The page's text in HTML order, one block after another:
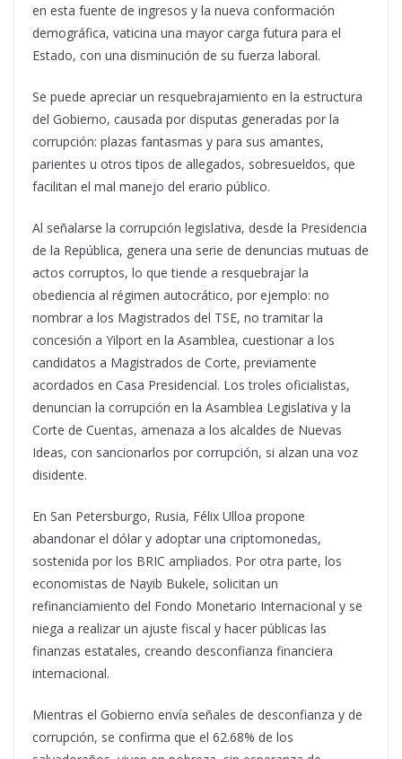
en esta fuente de ingresos y la nueva conformación
demográfica, vaticina una mayor carga futura para el
Estado, con una disminución de su fuerza laboral.
Se puede apreciar un resquebrajamiento en la estructura
del Gobierno, causada por disputas generadas por la
corrupción: plazas fantasmas y para sus amantes,
parientes u otros tipos de allegados, sobresueldos, que
facilitan el mal manejo del erario público.
Al señalarse la corrupción legislativa, desde la Presidencia
de la República, genera una serie de denuncias mutuas de
actos corruptos, lo que tiende a resquebrajar la
obediencia al régimen autocrático, por ejemplo: no
nombrar a los Magistrados del TSE, no tramitar la
concesión a Yilport en la Asamblea, cuestionar a los
candidatos a Magistrados de Corte, previamente
acordados en Casa Presidencial. Los troles oficialistas,
denuncian la corrupción en la Asamblea Legislativa y la
Corte de Cuentas, amenaza a los alcaldes de Nuevas
Ideas, con sancionarlos por corrupción, si alzan una voz
disidente.
En San Petersburgo, Rusia, Félix Ulloa propone
abandonar el dólar y adoptar una criptomonedas,
sostenida por los BRIC ampliados. Por otra parte, los
economistas de Nayib Bukele, solicitan un
refinanciamiento del Fondo Monetario Internacional y se
niega a realizar un ajuste fiscal y hacer públicas las
finanzas estatales, creando desconfianza financiera
internacional.
Mientras el Gobierno envía señales de desconfianza y de
corrupción, se confirma que el 62.68% de los